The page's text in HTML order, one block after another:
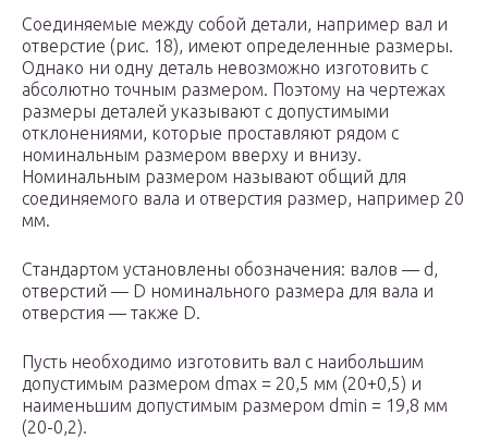
Соединяемые между собой детали, например вал и
отверстие (рис. 18), имеют определенные размеры.
Однако ни одну деталь невозможно изготовить с
абсолютно точным размером. Поэтому на чертежах
размеры деталей указывают с допустимыми
отклонениями, которые проставляют рядом с
номинальным размером вверху и внизу.
Номинальным размером называют общий для
соединяемого вала и отверстия размер, например 20
мм.
Стандартом установлены обозначения: валов — d,
отверстий — D номинального размера для вала и
отверстия — также D.
Пусть необходимо изготовить вал с наибольшим
допустимым размером dmax = 20,5 мм (20+0,5) и
наименьшим допустимым размером dmin = 19,8 мм
(20-0,2).